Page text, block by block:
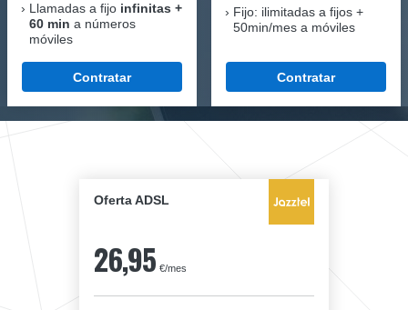
Llamadas a fijo infinitas +
60 min a números
móviles
Contratar
Fijo: ilimitadas a fijos +
50min/mes a móviles
Contratar
Oferta ADSL
26,95 €/mes